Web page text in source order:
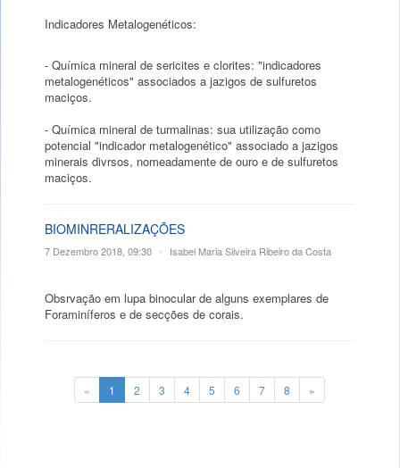
Indicadores Metalogenéticos:
- Química mineral de sericites e clorites: "indicadores
metalogenéticos" associados a jazigos de sulfuretos
maciços.
- Química mineral de turmalinas: sua utilização como
potencial "indicador metalogenético" associado a jazigos
minerais divrsos, nomeadamente de ouro e de sulfuretos
maciços.
BIOMINRERALIZAÇÕES
7 Dezembro 2018, 09:30 • Isabel Maria Silveira Ribeiro da Costa
Obsrvação em lupa binocular de alguns exemplares de
Foraminíferos e de secções de corais.
« 1 2 3 4 5 6 7 8 »